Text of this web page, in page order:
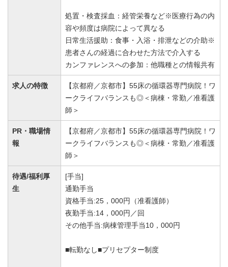
処置・検査採血：経管栄養など※医療行為の内
容や頻度は病院によって異なる
日常生活援助：食事・入浴・排泄などの介助※
患者さんの経過に合わせた方法で介入する
カンファレンスへの参加：他職種との情報共有
求人の特徴
【京都府／京都市】55床の循環器専門病院！ワ
ークライフバランスも◎＜病棟・常勤／准看護
師＞
PR・職場情
報
【京都府／京都市】55床の循環器専門病院！ワ
ークライフバランスも◎＜病棟・常勤／准看護
師＞
待遇/福利厚
生
[手当]
通勤手当
資格手当:25，000円（准看護師）
夜勤手当:14，000円／回
その他手当:病棟管理手当10，000円
■転勤なし■プリセプター制度